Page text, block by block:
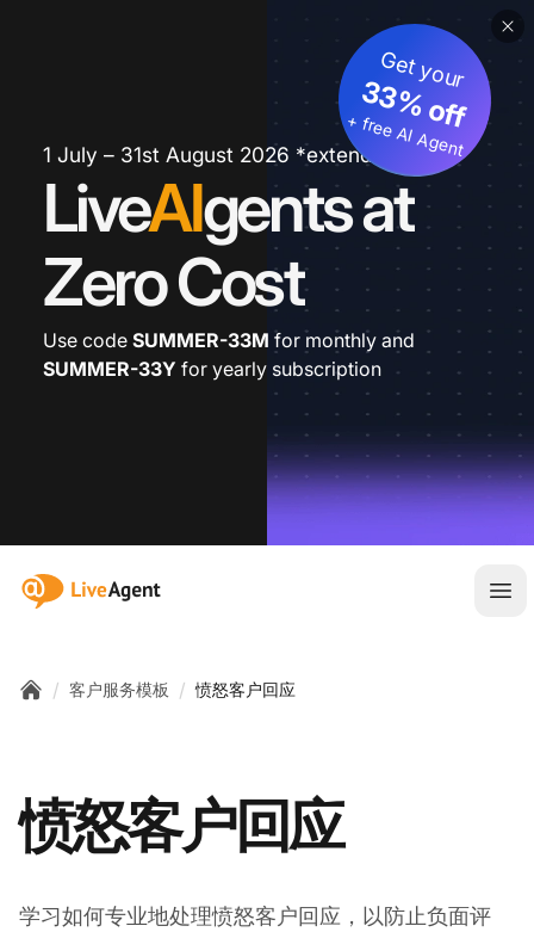
1 July – 31st August 2026 *extended
LiveAIgents at
Zero Cost
Get your
33% off
+ free AI Agent
Use code SUMMER-33M for monthly and
SUMMER-33Y for yearly subscription
:site.title
/ 客户服务模板 / 愤怒客户回应
愤怒客户回应
学习如何专业地处理愤怒客户回应，以防止负面评